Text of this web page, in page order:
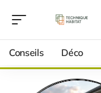
Conseils Déco